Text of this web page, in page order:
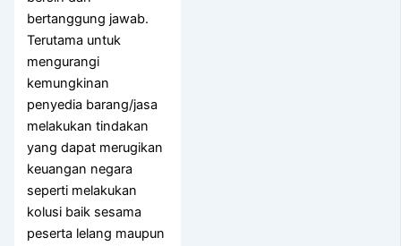
bertanggung jawab.
Terutama untuk
mengurangi
kemungkinan
penyedia barang/jasa
melakukan tindakan
yang dapat merugikan
keuangan negara
seperti melakukan
kolusi baik sesama
peserta lelang maupun